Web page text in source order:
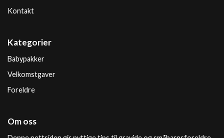
Kontakt
Kategorier
Babypakker
Velkomstgaver
Foreldre
Om oss